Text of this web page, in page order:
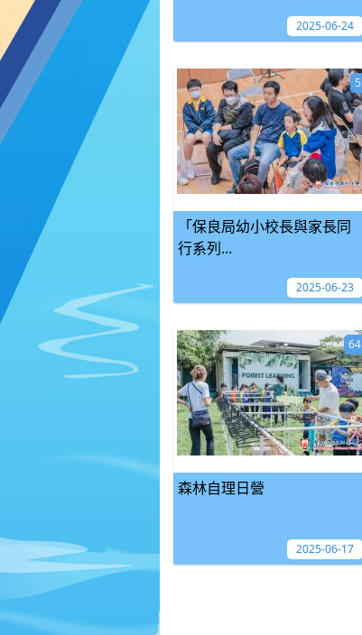
2025-06-24
「保良局幼小校長與家長同
行系列...
5
2025-06-23
森林自理日營
64
2025-06-17